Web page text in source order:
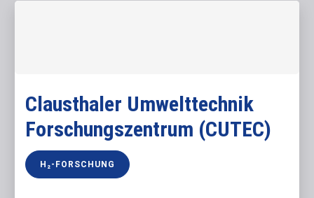
Clausthaler Umwelttechnik
Forschungszentrum (CUTEC)
H₂-FORSCHUNG